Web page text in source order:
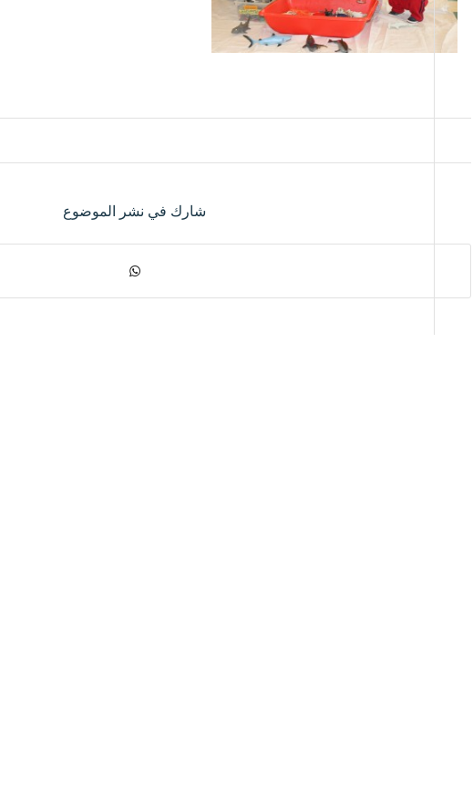
شارك في نشر الموضوع